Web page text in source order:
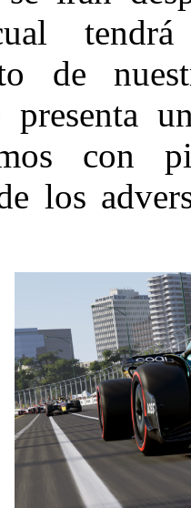
de
presenta
con
los